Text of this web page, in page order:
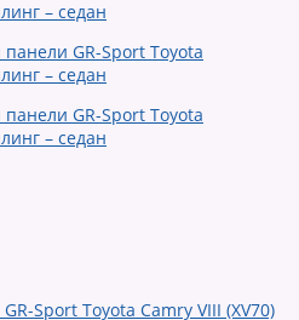
Sport Toyota Camry VIII (XV70)